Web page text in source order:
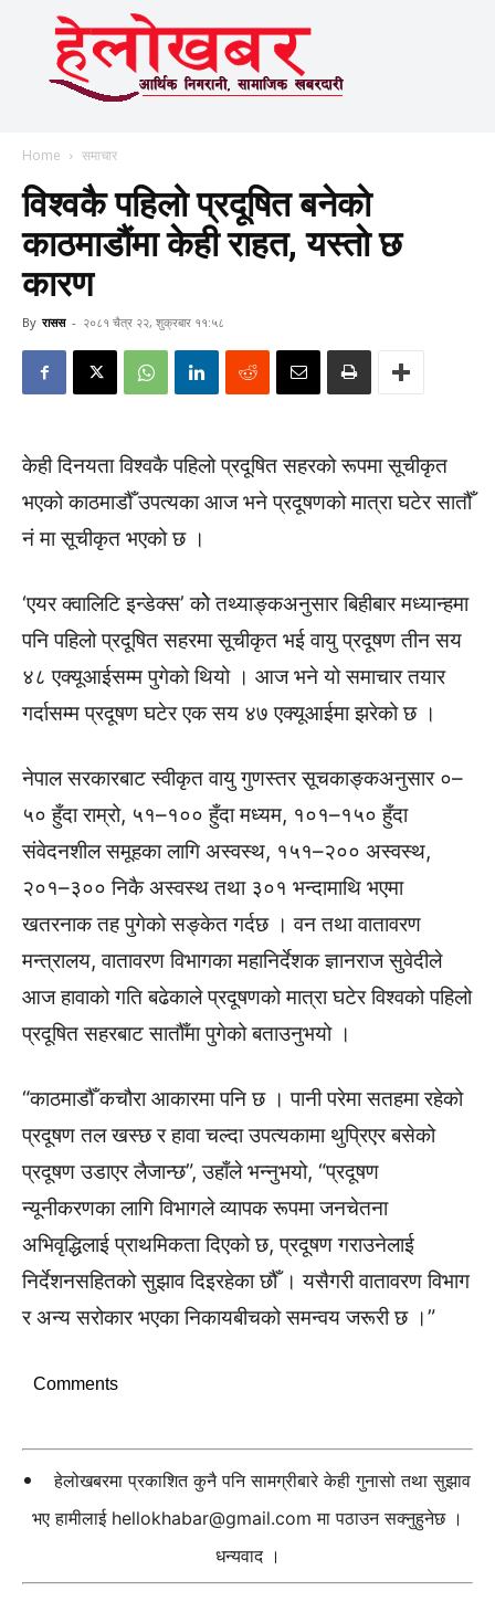
Home समाचार
विश्वकै पहिलो प्रदूषित बनेकाे
काठमाडाैंमा केही राहत, यस्ताे छ
कारण
By रासस - २०८१ चैत्र २२, शुक्रबार ११:५८
केही दिनयता विश्वकै पहिलो प्रदूषित सहरको रूपमा सूचीकृत
भएको काठमाडौँ उपत्यका आज भने प्रदूषणको मात्रा घटेर सातौँ
नं मा सूचीकृत भएको छ ।
‘एयर क्वालिटि इन्डेक्स’ कोे तथ्याङ्कअनुसार बिहीबार मध्यान्हमा
पनि पहिलो प्रदूषित सहरमा सूचीकृत भई वायु प्रदूषण तीन सय
४८ एक्यूआईसम्म पुगेको थियो । आज भने यो समाचार तयार
गर्दासम्म प्रदूषण घटेर एक सय ४७ एक्यूआईमा झरेको छ ।
नेपाल सरकारबाट स्वीकृत वायु गुणस्तर सूचकाङ्कअनुसार ०–
५० हुँदा राम्रो, ५१–१०० हुँदा मध्यम, १०१–१५० हुँदा
संवेदनशील समूहका लागि अस्वस्थ, १५१–२०० अस्वस्थ,
२०१–३०० निकै अस्वस्थ तथा ३०१ भन्दामाथि भएमा
खतरनाक तह पुगेको सङ्केत गर्दछ । वन तथा वातावरण
मन्त्रालय, वातावरण विभागका महानिर्देशक ज्ञानराज सुवेदीले
आज हावाको गति बढेकाले प्रदूषणको मात्रा घटेर विश्वको पहिलो
प्रदूषित सहरबाट सातौँमा पुगेको बताउनुभयो ।
“काठमाडौँ कचौरा आकारमा पनि छ । पानी परेमा सतहमा रहेको
प्रदूषण तल खस्छ र हावा चल्दा उपत्यकामा थुप्रिएर बसेको
प्रदूषण उडाएर लैजान्छ”, उहाँले भन्नुभयो, “प्रदूषण
न्यूनीकरणका लागि विभागले व्यापक रूपमा जनचेतना
अभिवृद्धिलाई प्राथमिकता दिएको छ, प्रदूषण गराउनेलाई
निर्देशनसहितको सुझाव दिइरहेका छौँ । यसैगरी वातावरण विभाग
र अन्य सरोकार भएका निकायबीचको समन्वय जरूरी छ ।”
Comments
हेलोखबरमा प्रकाशित कुनै पनि सामग्रीबारे केही गुनासो तथा सुझाव
भए हामीलाई hellokhabar@gmail.com मा पठाउन सक्नुहुनेछ ।
धन्यवाद ।